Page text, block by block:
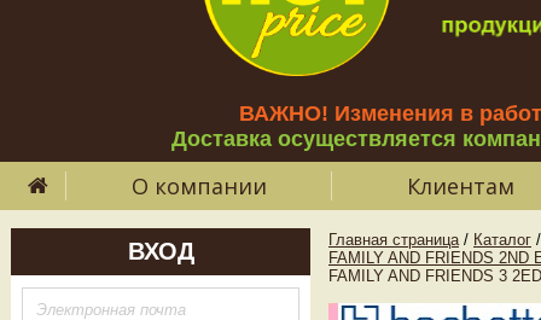
ВАЖНО! Изменения в
Доставка осуществляется
О компании Клиентам
ВХОД Главная страница / Каталог /
FAMILY AND FRIENDS
FAMILY AND FRIENDS 3